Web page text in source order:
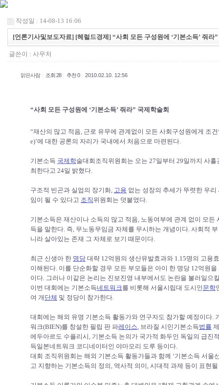
작성일 : 14-08-13 16:06
[언론기사및보도자료] [헤럴드경제] “사회 모든 구성원에 ‘기본소득’ 줘라
글쓴이 : 사무처
맑은사람 조회 28 추천 0 2010.02.10. 12:56
“사회 모든 구성원에 ‘기본소득’ 줘라” 국제학술회
“재산의 많고 적음, 근로 유무에 관계없이 모든 사회구성원에게 조
e)’에 대한 공론의 자리가 국내에서 처음으로 마련된다.
기본소득 국제학술대회조직위원회는 오는 27일부터 29일까지 사
최한다고 24일 밝혔다.
구조적 빈곤과 실업의 장기화, 고용 없는 성장의 추세가 뚜렷한 우
임이 될 수 있다고 조직 위원회는 덧붙였다.
기본소득은 재산이나 소득의 많고 적음, 노동여부에 관계 없이 모
득을 말한다. 즉, 무노동무임금 자체를 무시하는 개념이다. 사회적
니라 살아있는 존재 그 자체로 보기 때문이다.
최근 신생아 한 명당 대략 12억원의 생산유발효과와 1.15명의 고용
이해된다. 이를 단순화할 경우 모든 부모들은 아이 한 명당 12억원
이다. 그러나 이같은 논리는 진보진영 내부에서도 논란을 불러일으
이번 대회에는 기본소득네트워크를 비롯해 서울시립대 도시인 문학
여 개 단체 및 정당이 참가한다.
대회에는 해외 유명 기본소득 활동가와 연구자도 참가할 예정이다.
워크(BIEN)를 창설한 필립 판 파레이스, 브라질 시민기본소득법률
에두아르도 수플리시, 기본소득 논의가 국가적 화두인 독일의 급진
득일본네트워크 코디네이터인 야마모리 도루 등이다.
대회 조직위원회는 해외 기본소득 활동가들과 함께 ‘기본소득 서울
고 지향하는 기본소득의 정의, 역사적 의미, 시대적 과제 등이 표현